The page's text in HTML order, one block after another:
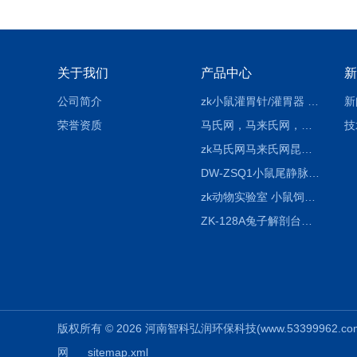
关于我们
公司简介
荣誉资质
产品中心
版权所有 © 2026 河南智科弘润环保科技
网
sitemap.xml